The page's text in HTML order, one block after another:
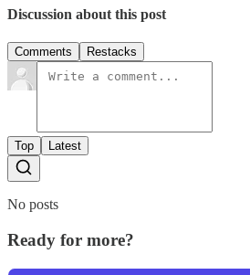
Discussion about this post
Comments Restacks
Top Latest
No posts
Ready for more?